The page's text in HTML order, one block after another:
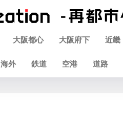
大阪都心 大阪府下 近畿
海外 鉄道 空港 道路